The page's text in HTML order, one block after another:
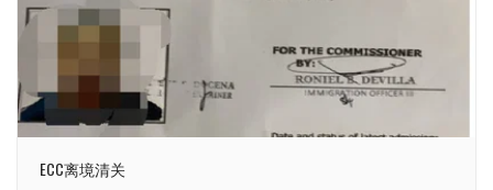
ECC离境清关